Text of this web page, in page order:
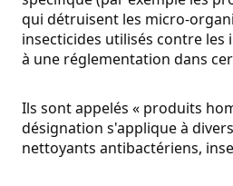
qui détruisent les micro-
insecticides utilisés contre les
à une réglementation dans
Ils sont appelés « produits
désignation s'applique à
nettoyants antibactériens,